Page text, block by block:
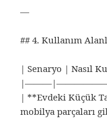
—
## 4. Kullanım
| Senaryo | Nasıl
| **Evdeki Küçük
mobilya parçaları